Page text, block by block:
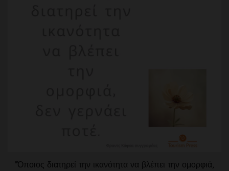
"Όποιος διατηρεί την ικανότητα να βλέπει την ομορφιά,